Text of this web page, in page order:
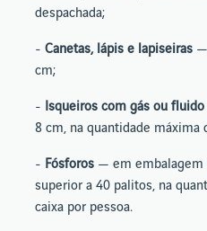
despachada;
- Canetas, lápis e lapiseiras —
cm;
- Isqueiros com gás ou fluido
8 cm, na quantidade máxima
- Fósforos — em embalagem
superior a 40 palitos, na
caixa por pessoa.